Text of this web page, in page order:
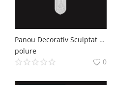
Panou Decorativ Sculptat din Poliuretan 27x182 cm
polure
0